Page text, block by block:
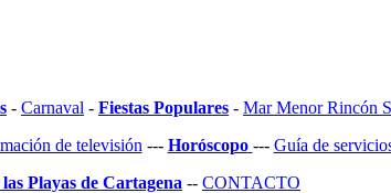
- Carnaval - Fiestas Populares - Mar Menor Rincón
de televisión --- Horóscopo --- Guía de
Playas de Cartagena -- CONTACTO